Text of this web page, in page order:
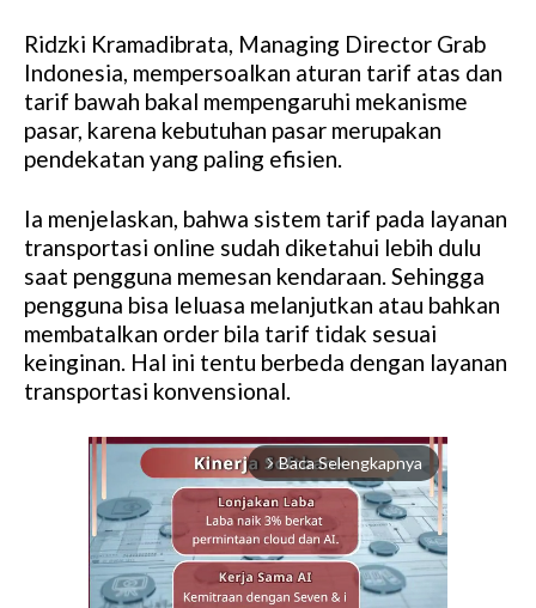
Ridzki Kramadibrata, Managing Director Grab
Indonesia, mempersoalkan aturan tarif atas dan
tarif bawah bakal mempengaruhi mekanisme
pasar, karena kebutuhan pasar merupakan
pendekatan yang paling efisien.
Ia menjelaskan, bahwa sistem tarif pada layanan
transportasi online sudah diketahui lebih dulu
saat pengguna memesan kendaraan. Sehingga
pengguna bisa leluasa melanjutkan atau bahkan
membatalkan order bila tarif tidak sesuai
keinginan. Hal ini tentu berbeda dengan layanan
transportasi konvensional.
arrow_forward_ios Baca Selengkapnya